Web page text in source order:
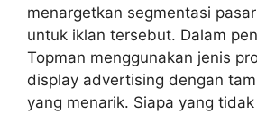
menargetkan segmentasi
untuk iklan tersebut. Dalam
Topman menggunakan jenis
display advertising dengan
yang menarik. Siapa yang